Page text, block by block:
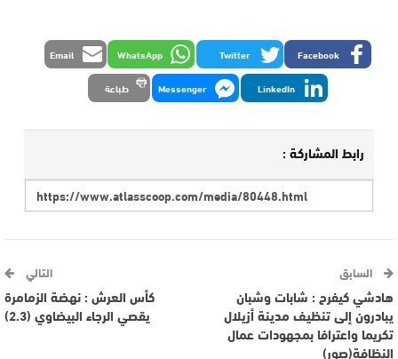
Facebook
Twitter
WhatsApp
Email
LinkedIn
Messenger طباعة
رابط المشاركة :
السابق
هادشي كيفرح : شابات وشبان
يبادرون إلى تنظيف مدينة أزيلال
تكريما واعترافا بمجهودات عمال
النظافة(صور)
التالي
كأس العرش : نهضة الزمامرة
يقصي الرجاء البيضاوي (2.3)